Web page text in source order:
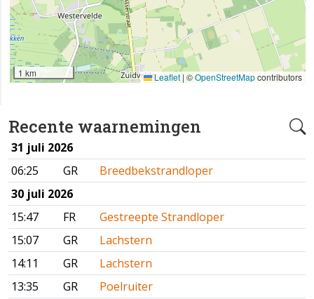
Recente waarnemingen
31 juli 2026
06:25
GR
Breedbekstrandloper
30 juli 2026
15:47
FR
Gestreepte Strandloper
15:07
GR
Lachstern
14:11
GR
Lachstern
13:35
GR
Poelruiter
1 km Leaflet | ©OpenStreetMapcontributors